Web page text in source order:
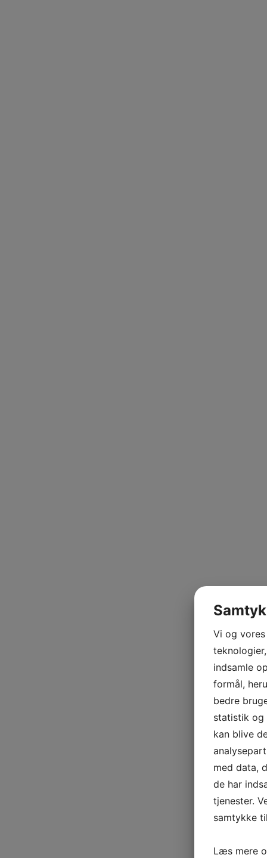
Vi og
indsamle
formål,
bedre
statistik og
kan blive
med data,
de har
tjenester.
samtykke
Læs mere